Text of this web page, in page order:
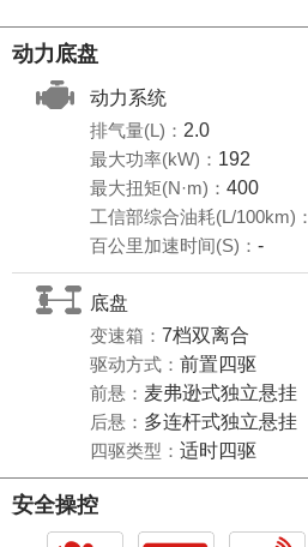
动力底盘
动力系统
排气量(L)： 2.0
最大功率(kW)： 192
最大扭矩(N·m)： 400
工信部综合油耗(L/100km)：
百公里加速时间(S)： -
底盘
变速箱： 7档双离合
驱动方式： 前置四驱
前悬： 麦弗逊式独立悬挂
后悬： 多连杆式独立悬挂
四驱类型： 适时四驱
安全操控